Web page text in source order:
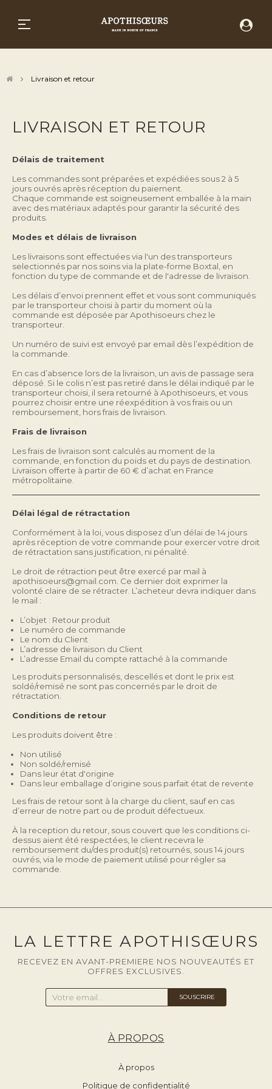
Basculer la navigation
☰
Livraison et retour
LIVRAISON ET RETOUR
Délais de traitement
Les commandes sont préparées et expédiées sous 2 à 5
jours ouvrés après réception du paiement.
Chaque commande est soigneusement emballée à la main
avec des matériaux adaptés pour garantir la sécurité des
produits.
Modes et délais de livraison
Les livraisons sont effectuées via l'un des transporteurs
selectionnés par nos soins via la plate-forme Boxtal, en
fonction du type de commande et de l'adresse de livraison.
Les délais d’envoi prennent effet et vous sont communiqués
par le transporteur choisi à partir du moment où la
commande est déposée par Apothisoeurs chez le
transporteur.
Un numéro de suivi est envoyé par email dès l’expédition de
la commande.
En cas d’absence lors de la livraison, un avis de passage sera
déposé. Si le colis n’est pas retiré dans le délai indiqué par le
transporteur choisi, il sera retourné à Apothisoeurs, et vous
pourrez choisir entre une réexpédition à vos frais ou un
remboursement, hors frais de livraison.
Frais de livraison
Les frais de livraison sont calculés au moment de la
Livraison offerte à partir de 60 € d’achat en France
métropolitaine.
Délai légal de rétractation
Conformément à la loi, vous disposez d’un délai de 14 jours
après réception de votre commande pour exercer votre droit
de rétractation sans justification, ni pénalité.
Le droit de rétraction peut être exercé par mail à
apothisoeurs@gmail.com. Ce dernier doit exprimer la
volonté claire de se rétracter. L’acheteur devra indiquer dans
le mail :
L’objet : Retour produit
Le numéro de commande
Le nom du Client
L’adresse de livraison du Client
L’adresse Email du compte rattaché à la commande
Les produits personnalisés, descellés et dont le prix est
soldé/remisé ne sont pas concernés par le droit de
rétractation.
Conditions de retour
Les produits doivent être :
Non utilisé
Non soldé/remisé
Dans leur état d'origine
Dans leur emballage d’origine sous parfait état de revente
Les frais de retour sont à la charge du client, sauf en cas
d’erreur de notre part ou de produit défectueux.
À la reception du retour, sous couvert que les conditions ci-
dessus aient été respectées, le client recevra le
remboursement du/des produit(s) retournés, sous 14 jours
ouvrés, via le mode de paiement utilisé pour régler sa
commande.
LA LETTRE APOTHISŒURS
RECEVEZ EN AVANT-PREMIERE NOS NOUVEAUTÉS ET
OFFRES EXCLUSIVES.
SOUSCRIRE
À PROPOS
À propos
Politique de confidentialité